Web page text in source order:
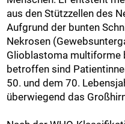
aus den Stützzellen des
Aufgrund der bunten
Nekrosen
Glioblastoma multiforme
betroffen sind
50. und dem 70.
überwiegend das